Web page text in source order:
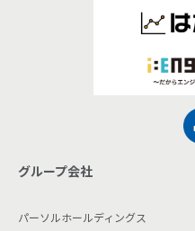
グループ会社
パーソルホールディングス